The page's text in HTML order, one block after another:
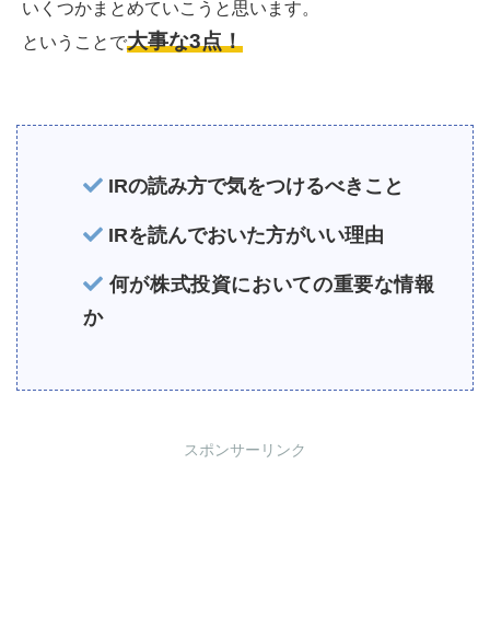
いくつかまとめていこうと思います。
ということで大事な3点！
IRの読み方で気をつけるべきこと
IRを読んでおいた方がいい理由
何が株式投資においての重要な情報
か
スポンサーリンク